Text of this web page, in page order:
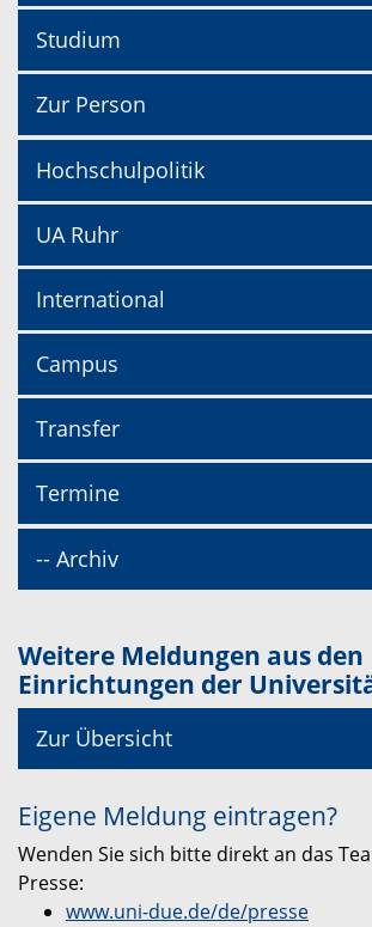
Studium
Zur Person
Hochschulpolitik
UA Ruhr
International
Campus
Transfer
Termine
-- Archiv
Weitere Meldungen aus den
Einrichtungen der
Zur Übersicht
Eigene Meldung eintragen?
Wenden Sie sich bitte direkt an das
Presse:
www.uni-due.de/de/presse